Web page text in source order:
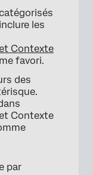
les
Contexte
favori.
des
Contexte
par